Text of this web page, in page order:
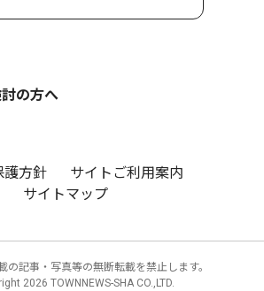
の方へ
護方針
サイトご利用案内
サイトマップ
の記事・写真等の無断転載を禁止します。
2026 TOWNNEWS-SHA CO.,LTD.